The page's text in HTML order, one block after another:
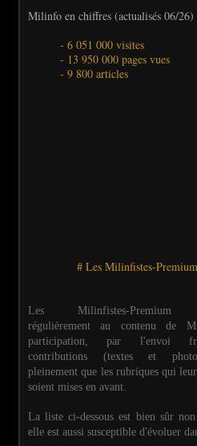
Milinfo en chiffres (actualisés 06/26)
- 6 051 000 visites
- 13 950 000 pages vues
- 9 800 articles
# Les Milinfistes-
Les Milinfistes-Premium
régulièrement au contenu de
participation, par l'envoi
contributions (textes et
pleinement que les rubriques qui
soient mises en avant.
La liste ci-dessous est bien sûr
elle est aussi susceptible d'évoluer